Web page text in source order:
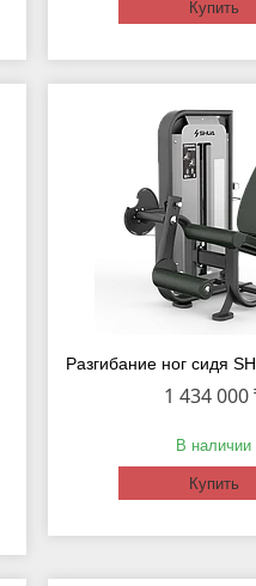
Купить
Разгибание ног сидя
1 434 000
В наличии
Купить